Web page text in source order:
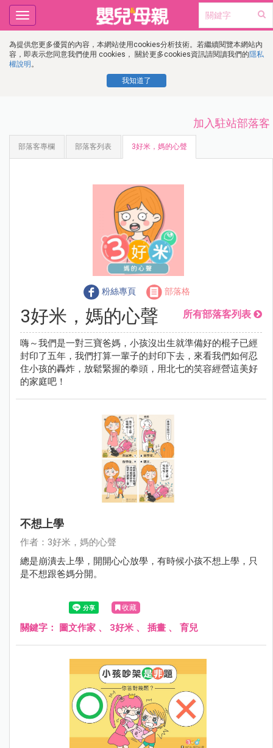
為提供您更多優質的內容，本網站使用cookies分析技術。若繼續閱覽本網站內
容，即表示您同意我們使用 cookies， 關於更多cookies資訊請閱讀我們的隱私
權說明 。
我知道了
Toggle
navigation
加入駐站部落客
部落客專欄 部落客列表 3好米，媽的心聲
粉絲專頁 部落格
3好米，媽的心聲 所有部落客列表
嗨～我們是一對三寶爸媽，小孩沒出生就準備好的棍子已經
封印了五年，我們打算一輩子的封印下去，來看我們如何忍
住小孩的轟炸，放鬆緊握的拳頭，用北七的笑容經營這美好
的家庭吧！
不想上學
作者：3好米，媽的心聲
總是崩潰去上學，開開心心放學，有時候小孩不想上學，只
是不想跟爸媽分開。
收藏
關鍵字： 圖文作家 、 3好米 、 插畫 、 育兒